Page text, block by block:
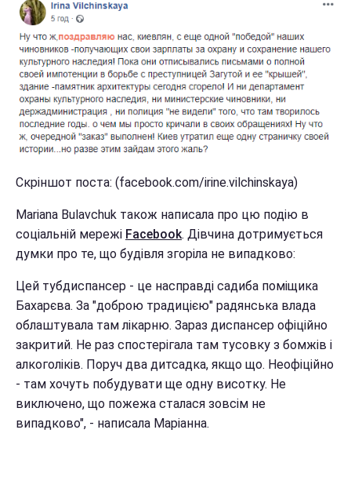
Скріншот поста: (facebook.com/irine.vilchinskaya)
Mariana Bulavchuk також написала про цю подію в
соціальній мережі Facebook. Дівчина дотримується
думки про те, що будівля згоріла не випадково:
Цей тубдиспансер - це насправді садиба поміщика
Бахарєва. За "доброю традицією" радянська влада
облаштувала там лікарню. Зараз диспансер офіційно
закритий. Не раз спостерігала там тусовку з бомжів і
алкоголіків. Поруч два дитсадка, якщо що. Неофіційно
- там хочуть побудувати ще одну висотку. Не
виключено, що пожежа сталася зовсім не
випадково", - написала Маріанна.